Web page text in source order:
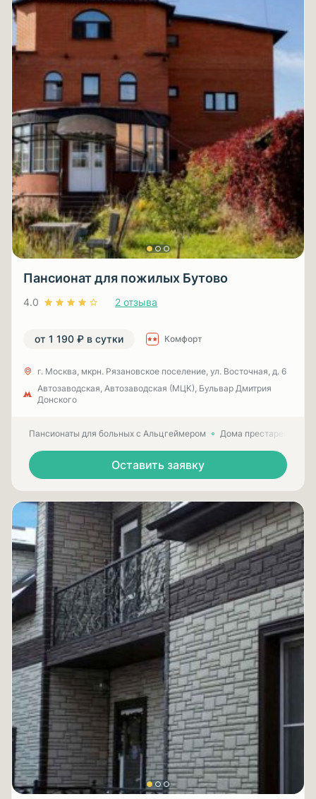
Пансионат для пожилых Бутово
4.0 2 отзыва
от 1 190 ₽ в сутки Комфорт
г. Москва, мкрн. Рязановское поселение, ул. Восточная, д. 6
Автозаводская, Автозаводская (МЦК), Бульвар Дмитрия
Донского
Пансионаты для больных с Альцгеймером Дома престарелых
Оставить заявку